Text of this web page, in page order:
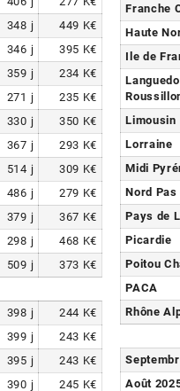
348 j 449 K€
346 j 395 K€
359 j 234 K€
271 j 235 K€
330 j 350 K€
367 j 293 K€
514 j 309 K€
486 j 279 K€
379 j 367 K€
298 j 468 K€
509 j 373 K€
398 j 244 K€
399 j 243 K€
395 j 243 K€
390 j 245 K€
Franche
Haute
Ile de
Limousin
Lorraine
Midi
Nord
Pays de
Picardie
Poitou
PACA
Rhône
Août